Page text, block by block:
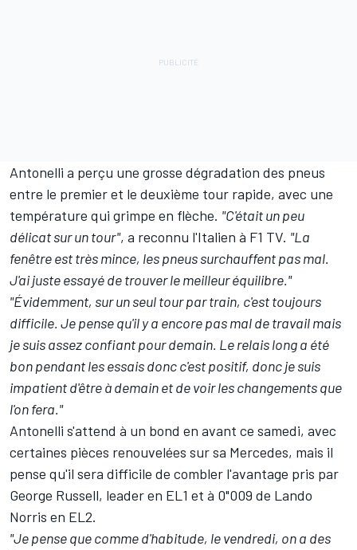
Antonelli a perçu une grosse dégradation des pneus
entre le premier et le deuxième tour rapide, avec une
température qui grimpe en flèche. "C'était un peu
délicat sur un tour", a reconnu l'Italien à F1 TV. "La
fenêtre est très mince, les pneus surchauffent pas mal.
J'ai juste essayé de trouver le meilleur équilibre."
"Évidemment, sur un seul tour par train, c'est toujours
difficile. Je pense qu'il y a encore pas mal de travail mais
je suis assez confiant pour demain. Le relais long a été
bon pendant les essais donc c'est positif, donc je suis
impatient d'être à demain et de voir les changements que
l'on fera."
Antonelli s'attend à un bond en avant ce samedi, avec
certaines pièces renouvelées sur sa Mercedes, mais il
pense qu'il sera difficile de combler l'avantage pris par
George Russell, leader en EL1 et à 0"009 de Lando
Norris en EL2.
"Je pense que comme d'habitude, le vendredi, on a des